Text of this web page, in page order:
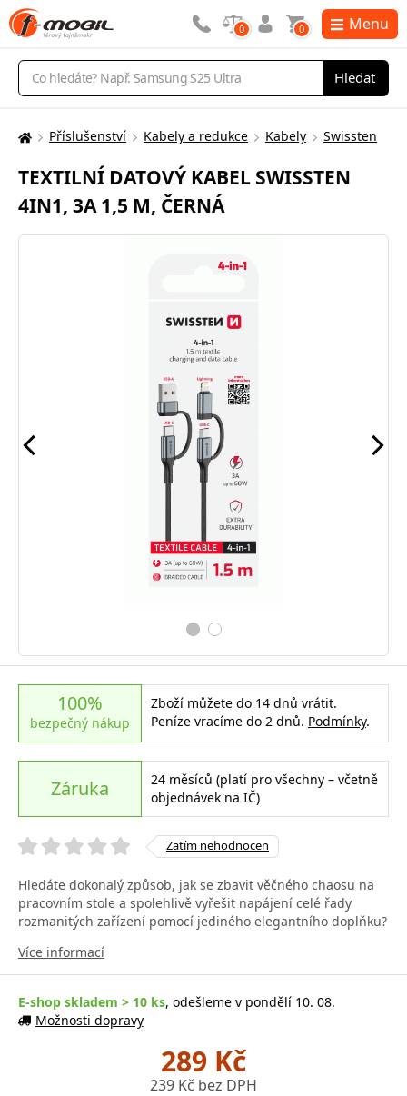
Vyhledávání
Hledat
0 0 Menu
Zde
nacházíte:
Příslušenství Kabely a redukce Kabely Swissten
TEXTILNÍ DATOVÝ KABEL SWISSTEN
4IN1, 3A 1,5 M, ČERNÁ
100%
bezpečný nákup
Zboží můžete do 14 dnů vrátit.
Peníze vracíme do 2 dnů. Podmínky.
Záruka
24 měsíců (platí pro všechny – včetně
objednávek na IČ)
Zatím nehodnocen
Hledáte dokonalý způsob, jak se zbavit věčného chaosu na
pracovním stole a spolehlivě vyřešit napájení celé řady
rozmanitých zařízení pomocí jediného elegantního doplňku?
Více informací
E-shop skladem > 10 ks, odešleme v pondělí 10. 08.
Možnosti dopravy
289 Kč
239 Kč bez DPH